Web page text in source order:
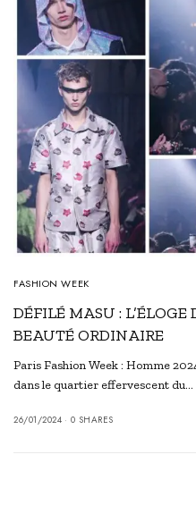
FASHION WEEK
DÉFILÉ MASU : L’ÉLOGE
BEAUTÉ ORDINAIRE
Paris Fashion Week : Homme
dans le quartier effervescent du…
26/01/2024 0 SHARES